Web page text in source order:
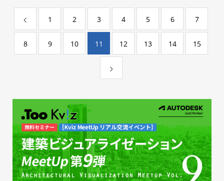
1 2 3 4 5 6 7
8 9 10 11 12 13 14 15